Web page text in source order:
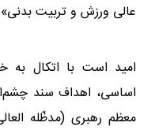
عالی ورزش و تربیت
امید است با اتکال به
اساسی، اهداف سند
معظم رهبری (مدظّله